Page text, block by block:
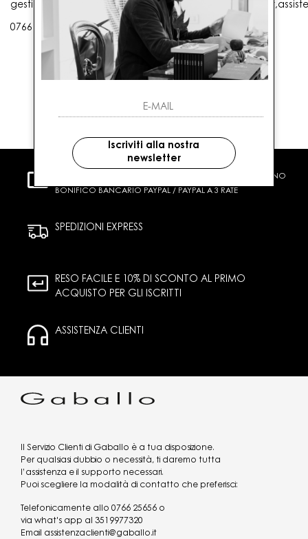
0766 25656
CARTA DI CREDITO CONTRASSEGNO
BONIFICO BANCARIO PAYPAL / PAYPAL A 3 RATE
SPEDIZIONI EXPRESS
RESO FACILE E 10% DI SCONTO AL PRIMO
ACQUISTO PER GLI ISCRITTI
ASSISTENZA CLIENTI
Il Servizio Clienti di Gaballo è a tua disposizione.
Per qualsiasi dubbio o necessità, ti daremo tutta
l’assistenza e il supporto necessari.
Puoi scegliere la modalità di contatto che preferisci:
Telefonicamente allo 0766 25656 o
via what's app al 3519977320
Email assistenzaclienti@gaballo.it
Iscriviti alla nostra
newsletter